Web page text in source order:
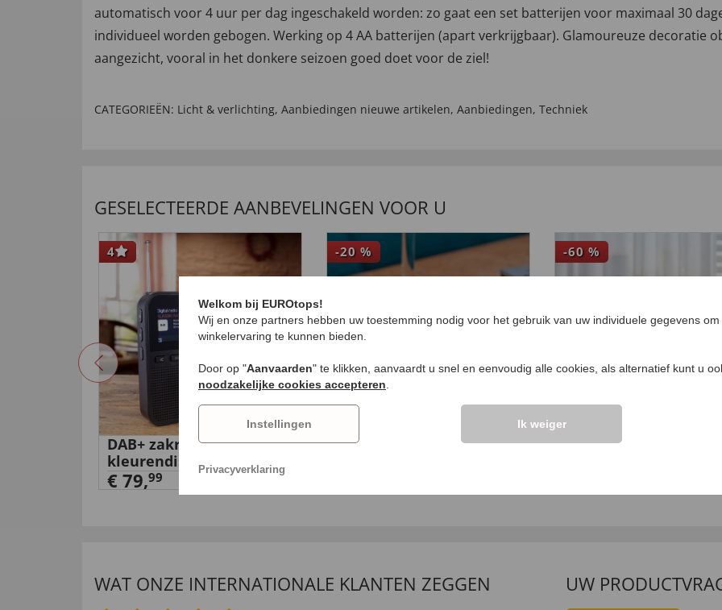
automatisch voor 4 uur per dag ingeschakeld worden: zo gaat een set batterijen voor maximaal 30
individueel worden gebogen. Werking op 4 AA batterijen (apart verkrijgbaar). Glamoureuze decoratie
aangezicht, vooral in het donkere seizoen goed doet voor de ziel!
CATEGORIEËN: Licht & verlichting, Aanbiedingen nieuwe artikelen, Aanbiedingen, Techniek
GESELECTEERDE AANBEVELINGEN VOOR U
4
DAB+ zakradio met
kleurendisplay
€ 79,99
-20 %
Mini-dicteerapparaat
-60 %
Tafelmodel
WAT ONZE INTERNATIONALE KLANTEN ZEGGEN UW
Welkom bij EUROtops!
Wij en onze partners hebben uw toestemming nodig voor het gebruik van uw individuele gegevens
winkelervaring te kunnen bieden.
Door op "Aanvaarden" te klikken, aanvaardt u snel en eenvoudig alle cookies, als alternatief kunt u
noodzakelijke cookies accepteren
Instellingen Ik weiger
Privacyverklaring